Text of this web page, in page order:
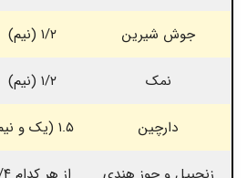
جوش شیرین ۱/۲ (نیم)
نمک ۱/۲ (نیم)
دارچین ۱.۵ (یک و نیم)